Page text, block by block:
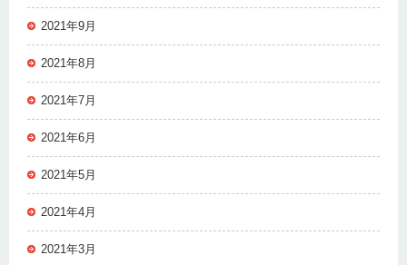
2021年9月
2021年8月
2021年7月
2021年6月
2021年5月
2021年4月
2021年3月